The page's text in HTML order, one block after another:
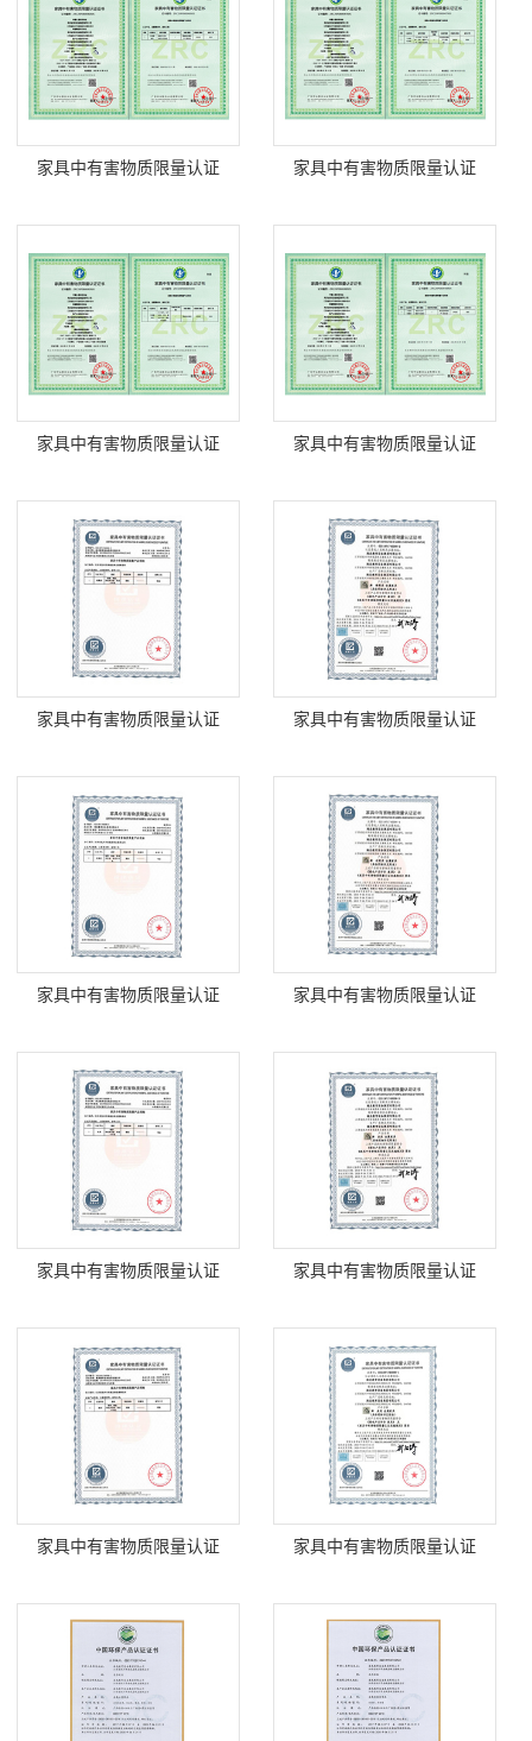
家具中有害物质限量认证 家具中有害物质限量认证
家具中有害物质限量认证 家具中有害物质限量认证
家具中有害物质限量认证 家具中有害物质限量认证
家具中有害物质限量认证 家具中有害物质限量认证
家具中有害物质限量认证 家具中有害物质限量认证
家具中有害物质限量认证 家具中有害物质限量认证